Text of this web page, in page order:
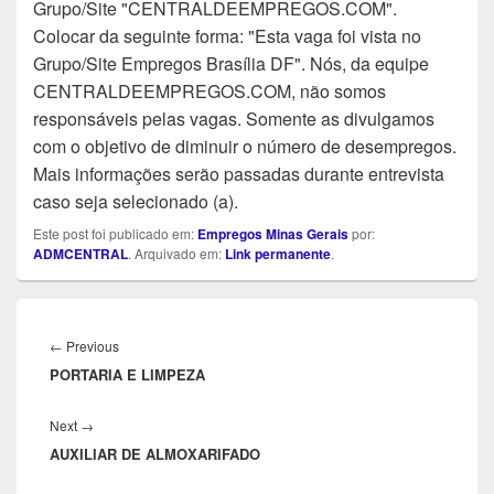
Grupo/Site "CENTRALDEEMPREGOS.COM".
Colocar da seguinte forma: "Esta vaga foi vista no
Grupo/Site Empregos Brasília DF". Nós, da equipe
CENTRALDEEMPREGOS.COM, não somos
responsáveis pelas vagas. Somente as divulgamos
com o objetivo de diminuir o número de desempregos.
Mais informações serão passadas durante entrevista
caso seja selecionado (a).
Este post foi publicado em: Empregos Minas Geraispor:
ADMCENTRAL. Arquivado em: Link permanente.
de
Post
← PreviousPrevious
post:
PORTARIA E LIMPEZA
Next →
post:
AUXILIAR DE ALMOXARIFADO